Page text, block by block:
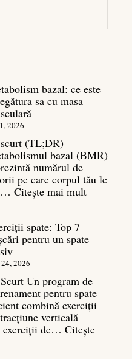
bazal: ce este
sa cu masa
2026
(TL;DR)
bazal (BMR)
numărul de
pe care corpul tău le
Citește mai mult:
este
sa
cu
masa
musculară
spate: Top 7
pentru un spate
2026
Un program de
pentru spate
combină exerciții
verticală
exerciții de… Citește